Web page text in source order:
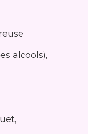
alcools),